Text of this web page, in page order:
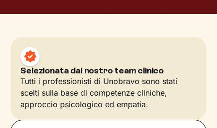
Selezionata dal nostro team clinico
Tutti i professionisti di Unobravo sono stati
scelti sulla base di competenze cliniche,
approccio psicologico ed empatia.